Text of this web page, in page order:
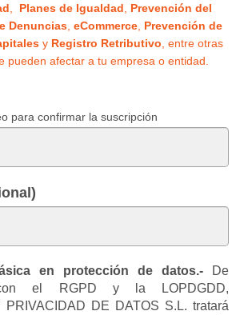
Planes de Igualdad
Prevención del
Denuncias, eCommerce, Prevención de
y Registro Retributivo , entre otras
pueden afectar a tu empresa o entidad.
para confirmar la suscripción
en protección de datos.- De
con el RGPD y la LOPDGDD,
PRIVACIDAD DE DATOS S.L. tratará